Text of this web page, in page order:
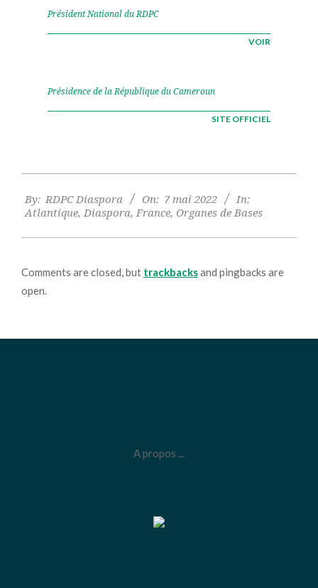
Président National du RDPC
VOIR
Présidence de la République du Cameroun
SITE OFFICIEL
05-
07
By: RDPC Diaspora On: 7 mai 2022
In:
Atlantique, Diaspora, France, Organes de Bases
Comments are closed, but trackbacksand pingbacks are
open.
A propos ...